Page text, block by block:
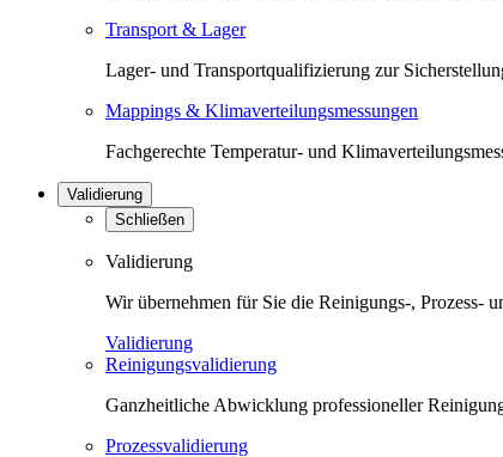
Transport & Lager
Lager- und Transportqualifizierung zur
Mappings & Klimaverteilungsmessungen
Fachgerechte Temperatur- und
Validierung
Schließen
Validierung
Wir übernehmen für Sie die Reinigungs-, Prozess-
Validierung
Reinigungsvalidierung
Ganzheitliche Abwicklung professioneller
Prozessvalidierung